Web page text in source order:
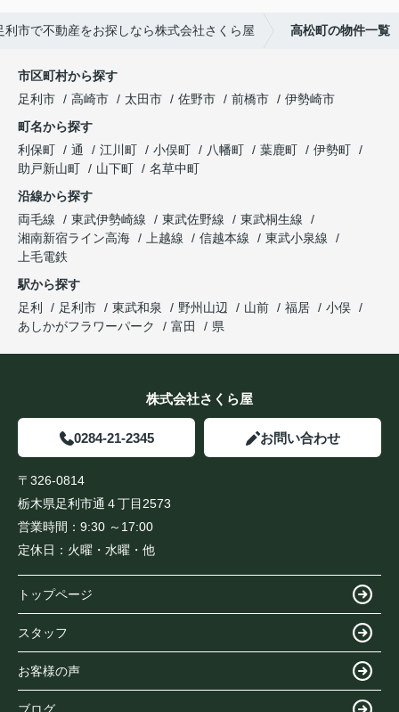
利市で不動産をお探しなら株式会社さくら屋 高松町の物件一覧
市区町村から探す
足利市
高崎市 太田市 佐野市 前橋市
伊勢崎市
町名から探す
利保町
通 江川町 小俣町 八幡町 葉鹿町
伊勢町
助戸新山町
山下町
名草中町
沿線から探す
両毛線
東武伊勢崎線 東武佐野線
東武桐生線
湘南新宿ライン高海
上越線 信越本線
東武小泉線
上毛電鉄
駅から探す
足利
足利市 東武和泉 野州山辺 山前 福居
小俣
あしかがフラワーパーク
富田 県
株式会社さくら屋
0284-21-2345 お問い合わせ
〒326-0814
栃木県足利市通４丁目2573
営業時間： 9:30 ～17:00
定休日： 火曜・水曜・他
トップページ
スタッフ
お客様の声
ブログ